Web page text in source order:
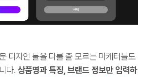
디자인 툴을 다룰 줄 모르는 마케터들도
다. 상품명과 특징, 브랜드 정보만 입력하